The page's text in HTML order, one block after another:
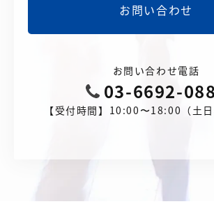
お問い合わせ
お問い合わせ電話
03-6692-
【受付時間】10:00〜18:00（土日